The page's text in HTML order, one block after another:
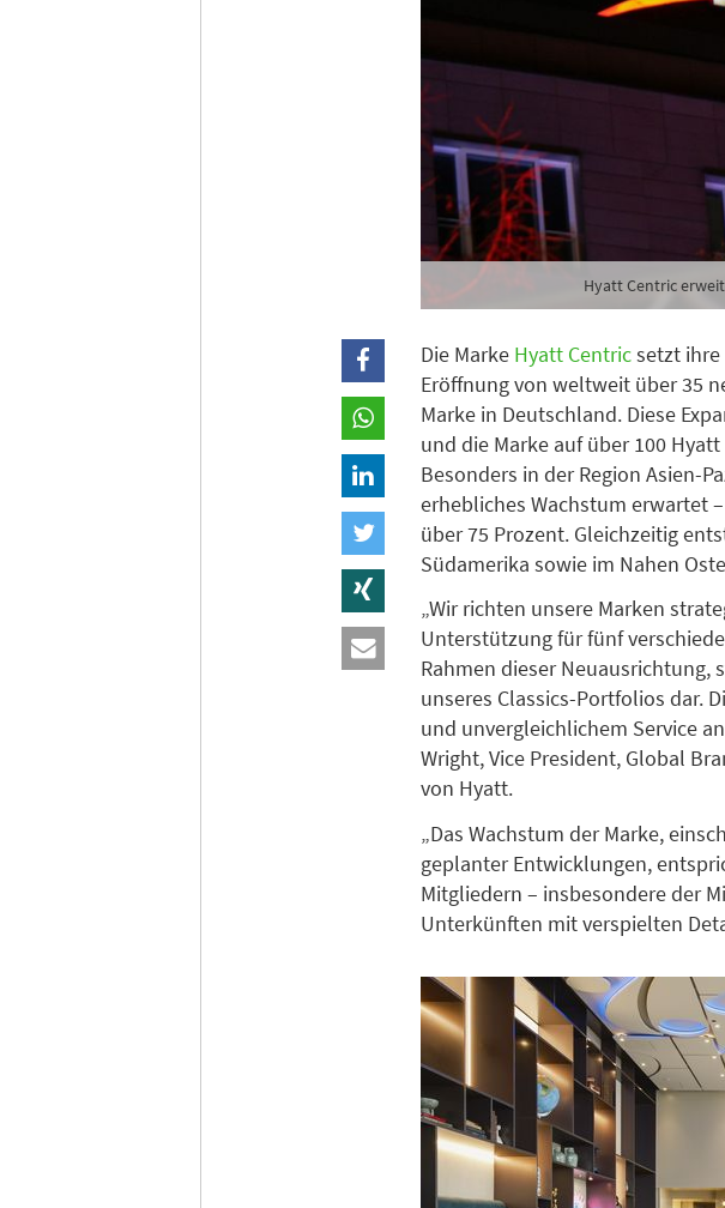
Hyatt Centric
Die Marke Hyatt Centricsetzt ihre
Eröffnung von weltweit über 35
Marke in Deutschland. Diese
und die Marke auf über 100
Besonders in der Region Asien-
erhebliches Wachstum erwartet
über 75 Prozent. Gleichzeitig
Südamerika sowie im Nahen
„Wir richten unsere Marken
Unterstützung für fünf
Rahmen dieser Neuausrichtung,
unseres Classics-Portfolios dar.
und unvergleichlichem Service
Wright, Vice President, Global
von Hyatt.
„Das Wachstum der Marke,
geplanter Entwicklungen,
Mitgliedern – insbesondere der
Unterkünften mit verspielten